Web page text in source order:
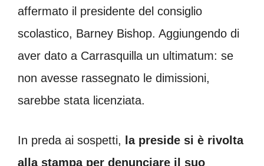
affermato il presidente del consiglio
scolastico, Barney Bishop. Aggiungendo di
aver dato a Carrasquilla un ultimatum: se
non avesse rassegnato le dimissioni,
sarebbe stata licenziata.
In preda ai sospetti, la preside si è rivolta
alla stampa per denunciare il suo